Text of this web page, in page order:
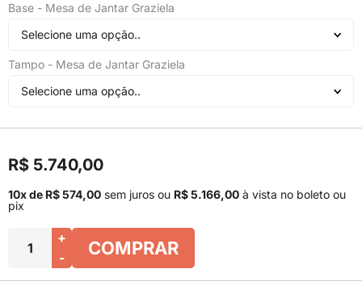
Base - Mesa de Jantar Graziela
Selecione uma opção..
Tampo - Mesa de Jantar Graziela
Selecione uma opção..
R$ 5.740,00
10x de R$ 574,00 sem juros ou R$ 5.166,00 à vista no boleto ou
pix
+
-
COMPRAR